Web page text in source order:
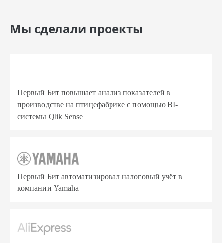
Мы сделали проекты
Первый Бит повышает анализ показателей в
производстве на птицефабрике с помощью BI-
системы Qlik Sense
Первый Бит автоматизировал налоговый учёт в
компании Yamaha